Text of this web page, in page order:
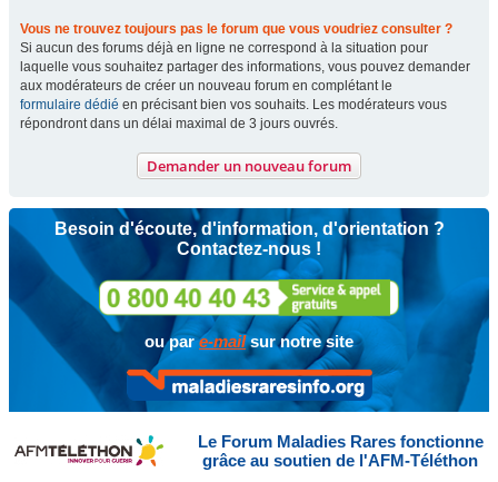
Vous ne trouvez toujours pas le forum que vous voudriez consulter ?
Si aucun des forums déjà en ligne ne correspond à la situation pour
laquelle vous souhaitez partager des informations, vous pouvez demander
aux modérateurs de créer un nouveau forum en complétant le
formulaire dédié en précisant bien vos souhaits. Les modérateurs vous
répondront dans un délai maximal de 3 jours ouvrés.
Demander un nouveau forum
Besoin d'écoute, d'information, d'orientation ?
Contactez-nous !
ou pare-mailsur notre site
Le Forum Maladies Rares fonctionne
grâce au soutien de l'AFM-Téléthon